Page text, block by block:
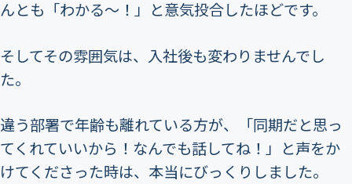
んとも「わかる〜！」と意気投合したほどです。
そしてその雰囲気は、入社後も変わりませんでし
た。
違う部署で年齢も離れている方が、「同期だと思っ
てくれていいから！なんでも話してね！」と声をか
けてくださった時は、本当にびっくりしました。